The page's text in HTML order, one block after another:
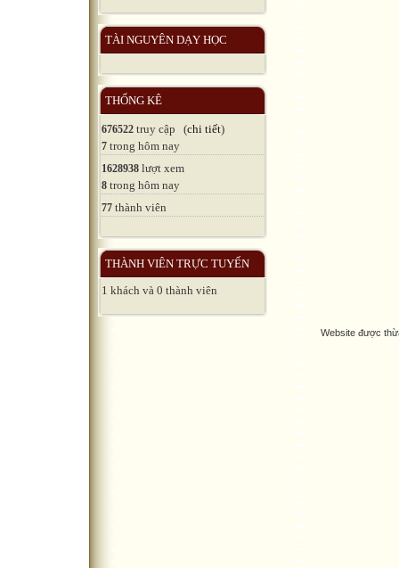
TÀI NGUYÊN DẠY HỌC
THỐNG KÊ
676522 truy cập (chi tiết)
7 trong hôm nay
1628938 lượt xem
8 trong hôm nay
77 thành viên
THÀNH VIÊN TRỰC TUYẾN
1 khách và 0 thành viên
Website được